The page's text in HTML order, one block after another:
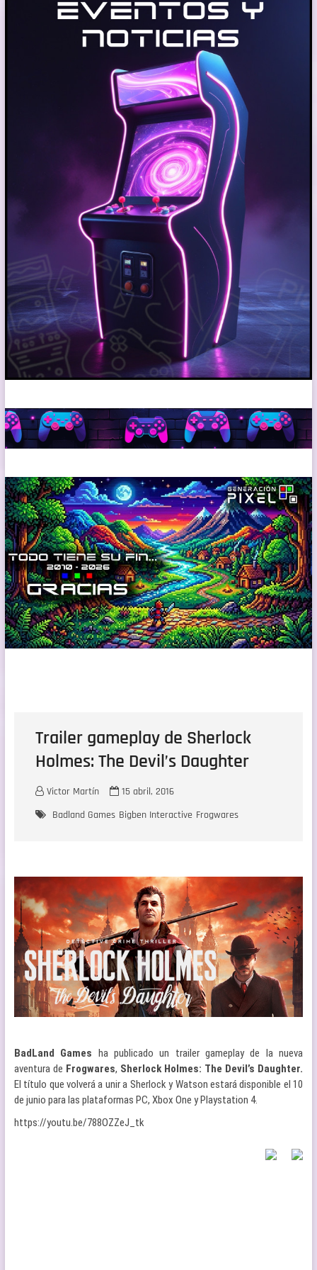
Trailer gameplay de Sherlock
Holmes: The Devil’s Daughter
Victor Martín
15 abril, 2016
Badland Games Bigben Interactive Frogwares
BadLand Games ha publicado un trailer gameplay de la nueva
aventura de Frogwares, Sherlock Holmes: The Devil’s Daughter.
El título que volverá a unir a Sherlock y Watson estará disponible el 10
de junio para las plataformas PC, Xbox One y Playstation 4.
https://youtu.be/788OZZeJ_tk